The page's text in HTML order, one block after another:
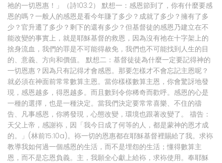
祂的一切恩惠！」（詩103:2） 默想一：感恩節到了，你有什麼要感
恩的嗎？一般人的感恩是看今年賺了多少？成就了多少？擁有了多
少？官升遷了多少？剩下的還有多少？但基督徒的感恩乃建立在不
能改變的事實上，就是耶穌基督的救恩，因為沒有祂在十字架上的
捨身流血，我們的罪是不可能得赦免，我們也不可能找到人生的目
的、意義、方向和價值。 默想二：基督徒徒為什麼一定要記得神的
一切恩惠？因為只有記得才會感恩。那要怎樣才不會忘記主恩呢？
就必須在神面前常常數算主恩。當你樣樣數算主恩，你會驚訝地發
現，感恩越多，得恩越多。而且數到令你稀奇而歡呼。感恩的心是
一種的選擇，也是一種決定。當我們決定要常常喜樂、不住的禱
告、凡事感恩，你將發現，心態改變，環境也跟著改變了。 禱告：
天父上帝，感謝袮，因「我今日成了何等的人，都是蒙神的恩才成
的。」(林前15:10a)。袮一切的恩惠都在耶穌基督裡賜給了我。求袮
教導我如何過一個感恩的生活，而不是埋怨的生活；懂得數算主
恩，而不是忘恩負義。主，我願全心獻上給袮，求袮使用。奉耶穌